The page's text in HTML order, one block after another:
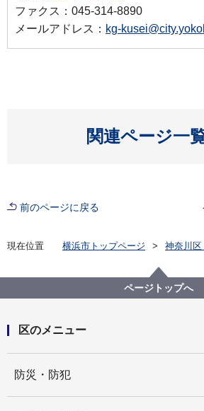
ファクス：045-314-8890
メールアドレス： kg-
関連ページ一
開く
前のページに戻る
現在位置 横浜市トップページ
神奈川区
神奈川区のスポット紹介
ページトップへ
区のメニュー
防災・防犯